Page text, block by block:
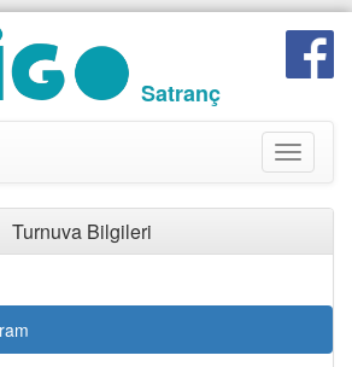
Satranç
Toggle
Turnuva Bilgileri